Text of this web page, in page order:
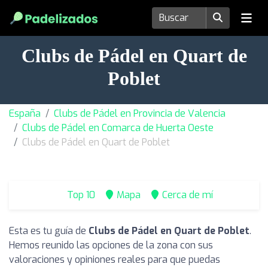
Clubs de Pádel en Quart de
Poblet
España
Clubs de Pádel en Provincia de Valencia
Clubs de Pádel en Comarca de Huerta Oeste
Clubs de Pádel en Quart de Poblet
Top 10 Mapa Cerca de mí
Esta es tu guía de Clubs de Pádel en Quart de Poblet.
Hemos reunido las opciones de la zona con sus
valoraciones y opiniones reales para que puedas